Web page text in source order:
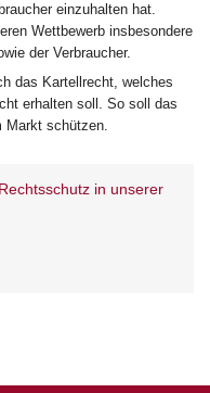
einzuhalten hat.
Wettbewerb insbesondere
der Verbraucher.
das Kartellrecht, welches
erhalten soll. So soll das
Markt schützen.
in unserer